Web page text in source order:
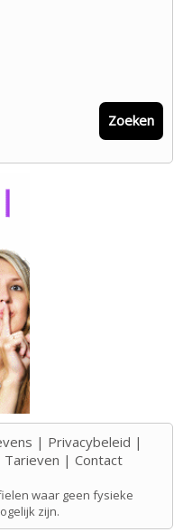
Zoeken
| Privacybeleid |
Tarieven | Contact
waar geen fysieke
zijn.